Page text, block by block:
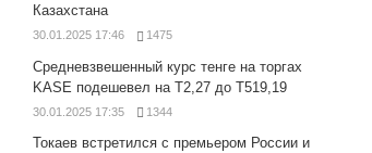
Казахстана
30.01.2025 17:46 1475
Средневзвешенный курс тенге на торгах
KASE подешевел на Т2,27 до Т519,19
30.01.2025 17:35 1344
Токаев встретился с премьером России и